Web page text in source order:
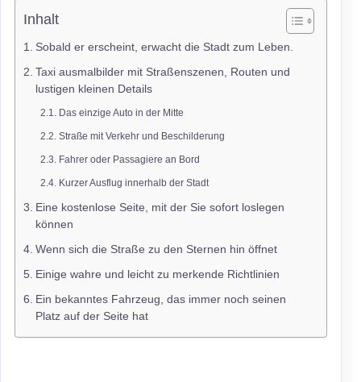
Inhalt
Sobald er erscheint, erwacht die Stadt zum Leben.
Taxi ausmalbilder mit Straßenszenen, Routen und
lustigen kleinen Details
Das einzige Auto in der Mitte
Straße mit Verkehr und Beschilderung
Fahrer oder Passagiere an Bord
Kurzer Ausflug innerhalb der Stadt
Eine kostenlose Seite, mit der Sie sofort loslegen
können
Wenn sich die Straße zu den Sternen hin öffnet
Einige wahre und leicht zu merkende Richtlinien
Ein bekanntes Fahrzeug, das immer noch seinen
Platz auf der Seite hat